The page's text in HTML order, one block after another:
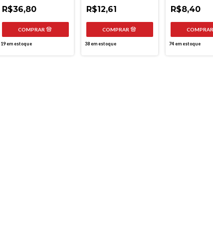
R$36,80
19em estoque
R$12,61
38em estoque
R$8,40
74em estoque